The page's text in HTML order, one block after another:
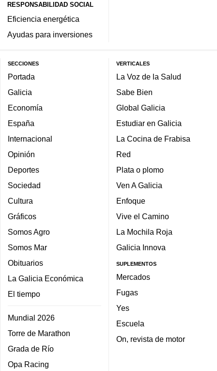
RESPONSABILIDAD SOCIAL
Eficiencia energética
Ayudas para inversiones
SECCIONES
Portada
Galicia
Economía
España
Internacional
Opinión
Deportes
Sociedad
Cultura
Gráficos
Somos Agro
Somos Mar
Obituarios
La Galicia Económica
El tiempo
Mundial 2026
Torre de Marathon
Grada de Río
Opa Racing
VERTICALES
La Voz de la Salud
Sabe Bien
Global Galicia
Estudiar en Galicia
La Cocina de Frabisa
Red
Plata o plomo
Ven A Galicia
Enfoque
Vive el Camino
La Mochila Roja
Galicia Innova
SUPLEMENTOS
Mercados
Fugas
Yes
Escuela
On, revista de motor